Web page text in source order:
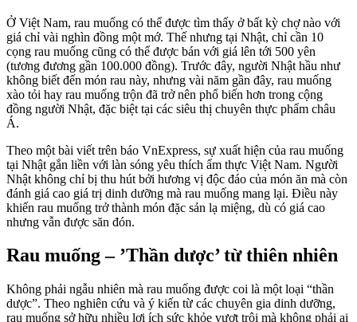
Ở Việt Nam, rau muống có thể được tìm thấy ở bất kỳ chợ nào với
giá chỉ vài nghìn đồng một mớ. Thế nhưng tại Nhật, chỉ cần 10
cọng rau muống cũng có thể được bán với giá lên tới 500 yên
(tương đương gần 100.000 đồng). Trước đây, người Nhật hầu như
không biết đến món rau này, nhưng vài năm gần đây, rau muống
xào tỏi hay rau muống trộn đã trở nên phổ biến hơn trong cộng
đồng người Nhật, đặc biệt tại các siêu thị chuyên thực phẩm châu
Á.
Theo một bài viết trên báo VnExpress, sự xuất hiện của rau muống
tại Nhật gắn liền với làn sóng yêu thích ẩm thực Việt Nam. Người
Nhật không chỉ bị thu hút bởi hương vị độc đáo của món ăn mà còn
đánh giá cao giá trị dinh dưỡng mà rau muống mang lại. Điều này
khiến rau muống trở thành món đặc sản lạ miệng, dù có giá cao
nhưng vẫn được săn đón.
Rau muống – ’Thần dược’ từ thiên nhiên
Không phải ngẫu nhiên mà rau muống được coi là một loại “thần
dược”. Theo nghiên cứu và ý kiến từ các chuyên gia dinh dưỡng,
rau muống sở hữu nhiều lợi ích sức khỏe vượt trội mà không phải ai